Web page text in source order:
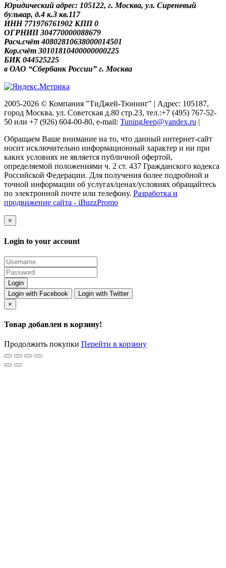
Юридический адрес: 105122, г. Москва, ул. Сиреневый
бульвар, д.4 к.3 кв.117
ИНН 771976761902 КПП 0
ОГРНИП 304770000088679
Расч.счёт 40802810638000014501
Кор.счёт 30101810400000000225
БИК 044525225
в ОАО “Сбербанк России” г. Москва
2005-2026 © Компания "ТиДжей-Тюнинг" | Адрес: 105187,
город Москва, ул. Советская д.80 стр.23, тел.:+7 (495) 767-52-
50 или +7 (926) 604-00-80, e-mail: TuningJeep@yandex.ru |
Обращаем Ваше внимание на то, что данный интернет-сайт
носит исключительно информационный характер и ни при
каких условиях не является публичной офертой,
определяемой положениями ч. 2 ст. 437 Гражданского кодекса
Российской Федерации. Для получения более подробной и
точной информации об услугах/ценах/условиях обращайтесь
по электронной почте или телефону. Разработка и
продвижение сайта - iBuzzPromo
×
Login to your account
Login with Facebook
Login with Twitter
×
Товар добавлен в корзину!
Продолжить покупки Перейти в корзину